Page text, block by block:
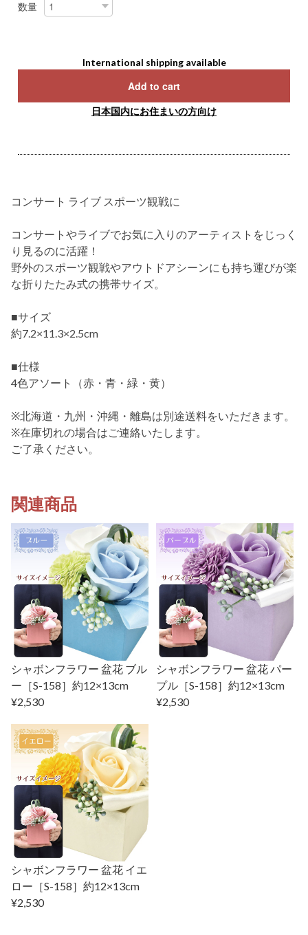
数量
International shipping available
Add to cart
日本国内にお住まいの方向け
コンサート ライブ スポーツ観戦に
コンサートやライブでお気に入りのアーティストをじっく
り見るのに活躍！
野外のスポーツ観戦やアウトドアシーンにも持ち運びが楽
な折りたたみ式の携帯サイズ。
■サイズ
約7.2×11.3×2.5cm
■仕様
4色アソート（赤・青・緑・黄）
※北海道・九州・沖縄・離島は別途送料をいただきます。
※在庫切れの場合はご連絡いたします。
ご了承ください。
関連商品
シャボンフラワー 盆花 ブル
ー［S-158］約12×13cm
¥2,530
シャボンフラワー 盆花 パー
プル［S-158］約12×13cm
¥2,530
シャボンフラワー 盆花 イエ
ロー［S-158］約12×13cm
¥2,530